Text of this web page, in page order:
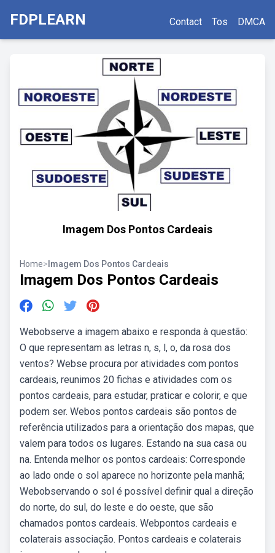
FDPLEARN Contact Tos DMCA
Imagem Dos Pontos Cardeais
Home> Imagem Dos Pontos Cardeais
Imagem Dos Pontos Cardeais
Webobserve a imagem abaixo e responda à questão:
O que representam as letras n, s, l, o, da rosa dos
ventos? Webse procura por atividades com pontos
cardeais, reunimos 20 fichas e atividades com os
pontos cardeais, para estudar, praticar e colorir, e que
podem ser. Webos pontos cardeais são pontos de
referência utilizados para a orientação dos mapas, que
valem para todos os lugares. Estando na sua casa ou
na. Entenda melhor os pontos cardeais: Corresponde
ao lado onde o sol aparece no horizonte pela manhã;
Webobservando o sol é possível definir qual a direção
do norte, do sul, do leste e do oeste, que são
chamados pontos cardeais. Webpontos cardeais e
colaterais associação. Pontos cardeais e colaterais